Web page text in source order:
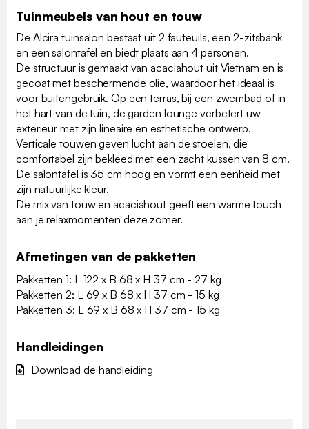
Tuinmeubels van hout en touw
De Alcira tuinsalon bestaat uit 2 fauteuils, een 2-zitsbank
en een salontafel en biedt plaats aan 4 personen.
De structuur is gemaakt van acaciahout uit Vietnam en is
gecoat met beschermende olie, waardoor het ideaal is
voor buitengebruik. Op een terras, bij een zwembad of in
het hart van de tuin, de garden lounge verbetert uw
exterieur met zijn lineaire en esthetische ontwerp.
Verticale touwen geven lucht aan de stoelen, die
comfortabel zijn bekleed met een zacht kussen van 8 cm.
De salontafel is 35 cm hoog en vormt een eenheid met
zijn natuurlijke kleur.
De mix van touw en acaciahout geeft een warme touch
aan je relaxmomenten deze zomer.
Afmetingen van de pakketten
Pakketten 1: L 122 x B 68 x H 37 cm - 27 kg
Pakketten 2: L 69 x B 68 x H 37 cm - 15 kg
Pakketten 3: L 69 x B 68 x H 37 cm - 15 kg
Handleidingen
Download de handleiding